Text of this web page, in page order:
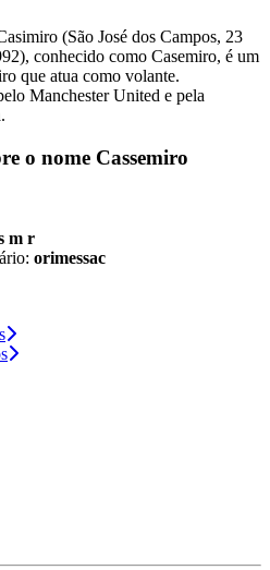
(São José dos Campos, 23
conhecido como Casemiro, é um
que atua como volante.
Manchester United e pela
o nome Cassemiro
m r
orimessac